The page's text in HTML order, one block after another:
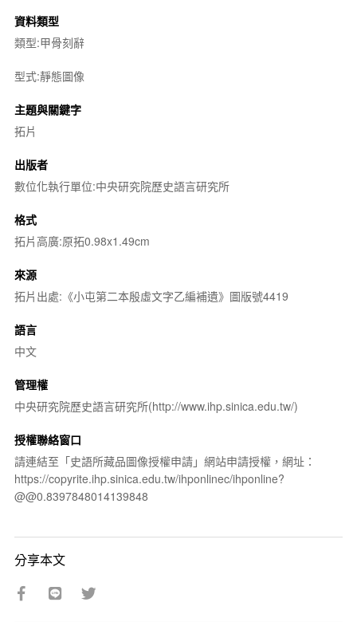
資料類型
類型:甲骨刻辭
型式:靜態圖像
主題與關鍵字
拓片
出版者
數位化執行單位:中央研究院歷史語言研究所
格式
拓片高廣:原拓0.98x1.49cm
來源
拓片出處:《小屯第二本殷虛文字乙編補遺》圖版號4419
語言
中文
管理權
中央研究院歷史語言研究所(http://www.ihp.sinica.edu.tw/)
授權聯絡窗口
請連結至「史語所藏品圖像授權申請」網站申請授權，網址：
https://copyrite.ihp.sinica.edu.tw/ihponlinec/ihponline?
@@0.8397848014139848
分享本文